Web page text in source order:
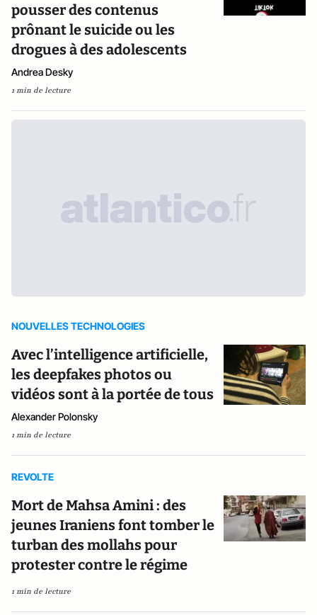
pousser des contenus
prônant le suicide ou les
drogues à des adolescents
Andrea Desky
1 min de lecture
NOUVELLES TECHNOLOGIES
Avec l’intelligence artificielle,
les deepfakes photos ou
vidéos sont à la portée de tous
Alexander Polonsky
1 min de lecture
REVOLTE
Mort de Mahsa Amini : des
jeunes Iraniens font tomber le
turban des mollahs pour
protester contre le régime
1 min de lecture